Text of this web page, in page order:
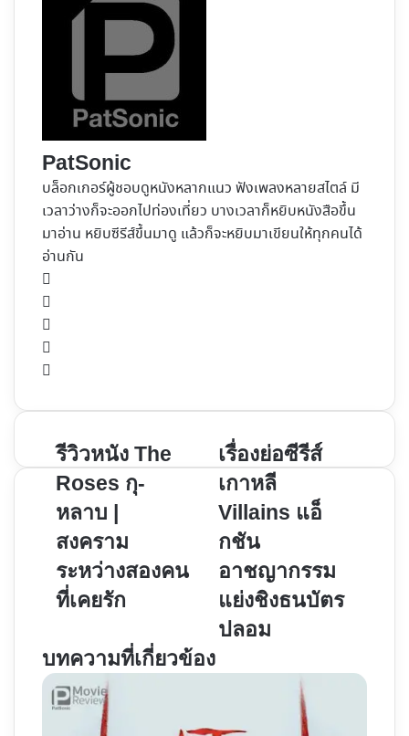
PatSonic
บล็อกเกอร์ผู้ชอบดูหนังหลากแนว ฟังเพลงหลายสไตล์ มี
เวลาว่างก็จะออกไปท่องเที่ยว บางเวลาก็หยิบหนังสือขึ้น
มาอ่าน หยิบซีรีส์ขึ้นมาดู แล้วก็จะหยิบมาเขียนให้ทุกคนได้
อ่านกัน
รีวิว
หนัง
The
Roses
กุ-
หลาบ
|
สงคราม
สอง
คน
ที่
รีวิวหนัง The
Roses กุ-
หลาบ |
สงคราม
ระหว่างสองคน
ที่เคยรัก
เรื่อง
ย่อ
ซี
รีส์
เกาหลี
Villains
กชัน
อาชญากรรม
ชิง
ปลอม
เรื่องย่อซีรีส์
เกาหลี
Villains แอ็
กชัน
อาชญากรรม
แย่งชิงธนบัตร
ปลอม
บทความที่เกี่ยวข้อง